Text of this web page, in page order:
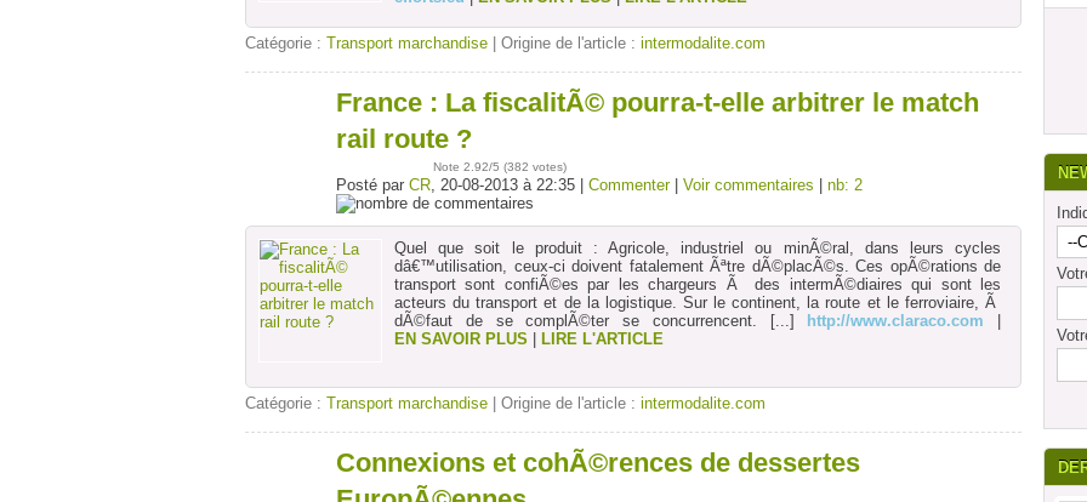
Catégorie : Transport marchandise | Origine de l'article : intermodalite.com
France : La fiscalitÃ© pourra-t-elle arbitrer le match
rail route ?
Note 2.92/5 (382 votes)
Posté par CR, 20-08-2013 à 22:35 | Commenter| Voir commentaires nb: 2
Quel que soit le produit : Agricole, industriel ou minÃ©ral, dans leurs cycles
dâ€™utilisation, ceux-ci doivent fatalement Ãªtre dÃ©placÃ©s. Ces opÃ©rations de
transport sont confiÃ©es par les chargeurs Ã des intermÃ©diaires qui sont les
acteurs du transport et de la logistique. Sur le continent, la route et le ferroviaire, Ã
dÃ©faut de se complÃ©ter se concurrencent. [...] http://www.claraco.com
EN SAVOIR PLUS
LIRE L'ARTICLE
Catégorie : Transport marchandise | Origine de l'article : intermodalite.com
Connexions et cohÃ©rences de dessertes